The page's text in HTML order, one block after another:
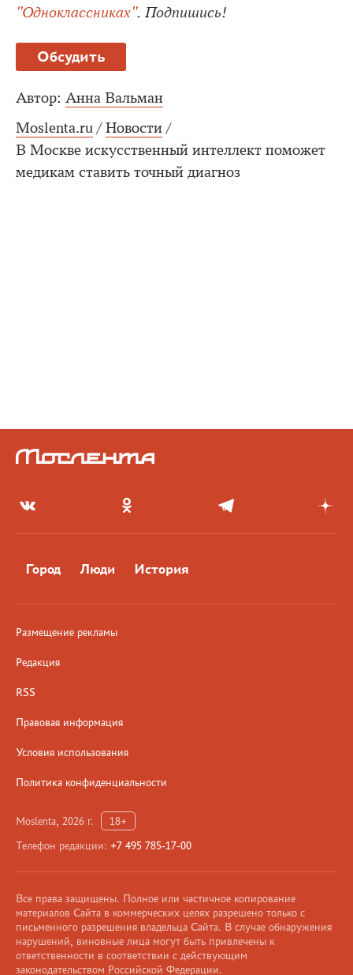
"Одноклассниках". Подпишись!
Обсудить
Автор: Анна Вальман
Moslenta.ru / Новости /
В Москве искусственный интеллект поможет
медикам ставить точный диагноз
Город Люди История
Размещение рекламы
Редакция
RSS
Правовая информация
Условия использования
Политика конфиденциальности
Moslenta, 2026 г.
18+
Телефон редакции: +7 495 785-17-00
Все права защищены. Полное или частичное копирование
материалов Сайта в коммерческих целях разрешено только с
письменного разрешения владельца Сайта. В случае обнаружения
нарушений, виновные лица могут быть привлечены к
ответственности в соответствии с действующим
законодательством Российской Федерации.